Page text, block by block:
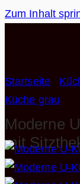
Zum Inhalt
Startseite
Küche grau
Moderne
mit